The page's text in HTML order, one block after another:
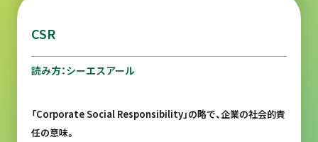
CSR
読み方：シーエスアール
「Corporate Social Responsibility」の略で、企業の社会的責
任の意味。